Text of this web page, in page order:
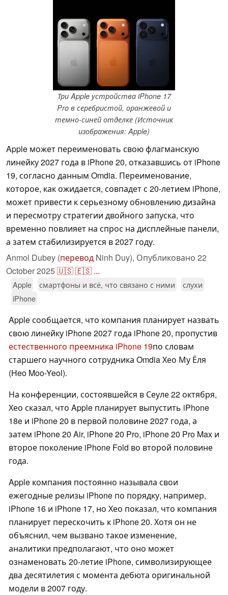
Три Apple устройства iPhone 17
Pro в серебристой, оранжевой и
темно-синей отделке (Источник
изображения: Apple)
Apple может переименовать свою флагманскую
линейку 2027 года в iPhone 20, отказавшись от iPhone
19, согласно данным Omdia. Переименование,
которое, как ожидается, совпадет с 20-летием iPhone,
может привести к серьезному обновлению дизайна
и пересмотру стратегии двойного запуска, что
временно повлияет на спрос на дисплейные панели,
а затем стабилизируется в 2027 году.
Anmol Dubey (перевод Ninh Duy), Опубликовано 22
October 2025🇺🇸🇪🇸 ...
Apple смартфоны и всё, что связано с ними
слухи
iPhone
Apple сообщается, что компания планирует назвать
свою линейку iPhone 2027 года iPhone 20, пропустив
естественного преемника iPhone 19по словам
старшего научного сотрудника Omdia Хео Му Ёля
(Heo Moo-Yeol).
На конференции, состоявшейся в Сеуле 22 октября,
Хео сказал, что Apple планирует выпустить iPhone
18e и iPhone 20 в первой половине 2027 года, а
затем iPhone 20 Air, iPhone 20 Pro, iPhone 20 Pro Max и
второе поколение iPhone Fold во второй половине
года.
Apple компания постоянно называла свои
ежегодные релизы iPhone по порядку, например,
iPhone 16 и iPhone 17, но Хео показал, что компания
планирует перескочить к iPhone 20. Хотя он не
объяснил, чем вызвано такое изменение,
аналитики предполагают, что оно может
ознаменовать 20-летие iPhone, символизирующее
два десятилетия с момента дебюта оригинальной
модели в 2007 году.